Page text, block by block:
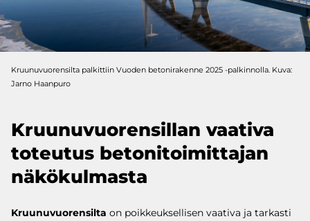
Kruunuvuorensilta palkittiin Vuoden betonirakenne 2025 -palkinnolla. Kuva:
Jarno Haanpuro
Kruunuvuorensillan vaativa
toteutus betonitoimittajan
näkökulmasta
Kruunuvuorensilta on poikkeuksellisen vaativa ja tarkasti